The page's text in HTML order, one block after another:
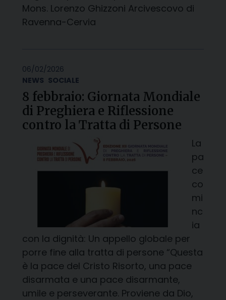
Mons. Lorenzo Ghizzoni Arcivescovo di
Ravenna-Cervia
06/02/2026
NEWS SOCIALE
8 febbraio: Giornata Mondiale
di Preghiera e Riflessione
contro la Tratta di Persone
La
pa
ce
co
mi
nc
ia
con la dignità: Un appello globale per
porre fine alla tratta di persone “Questa
è la pace del Cristo Risorto, una pace
disarmata e una pace disarmante,
umile e perseverante. Proviene da Dio,